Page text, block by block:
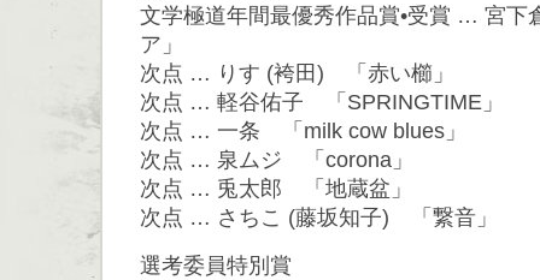
文学極道年間最優秀作品賞•受賞 … 宮
ア」
次点 … りす (袴田) 「赤い櫛」
次点 … 軽谷佑子 「SPRINGTIME」
次点 … 一条 「milk cow blues」
次点 … 泉ムジ 「corona」
次点 … 兎太郎 「地蔵盆」
次点 … さちこ (藤坂知子) 「繋音」
選考委員特別賞